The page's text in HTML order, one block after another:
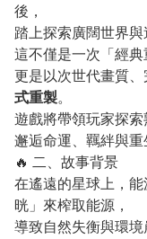
後，
踏上探索廣闊世界與
這不僅是一次「經典
更是以次世代畫質
式重製。
遊戲將帶領玩家探索
邂逅命運、羈絆與重
🔥 二、故事背景
在遙遠的星球上，
晄」來榨取能源，
導致自然失衡與環境